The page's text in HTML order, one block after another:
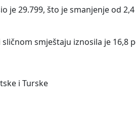
je 29.799, što je smanjenje od
smještaju iznosila je 16,8